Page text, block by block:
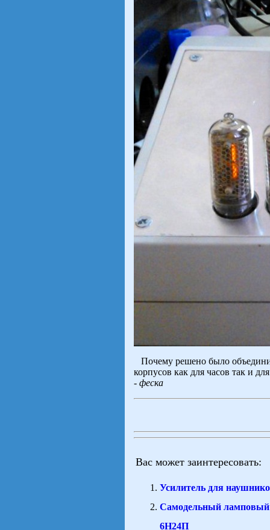
Почему решено было
корпусов как для часов так и
- феска
Вас может заинтересовать:
Усилитель для
Самодельный ламповый
6Н24П